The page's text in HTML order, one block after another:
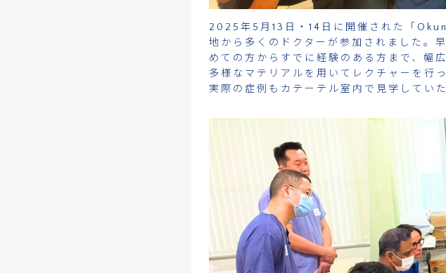
2025年5月13日・14日に開催された「
地から多くのドクターが参加されました。
めての方からすでに経験のある方まで、幅
多様なマテリアルを用いてレクチャーを行
実際の症例もカテーテル室内で見学してい